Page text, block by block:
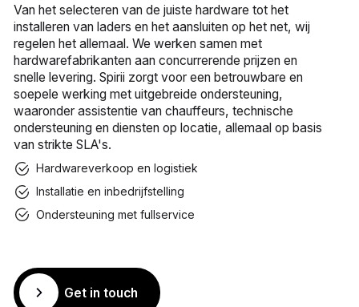
Van het selecteren van de juiste hardware tot het
installeren van laders en het aansluiten op het net, wij
regelen het allemaal. We werken samen met
hardwarefabrikanten aan concurrerende prijzen en
snelle levering. Spirii zorgt voor een betrouwbare en
soepele werking met uitgebreide ondersteuning,
waaronder assistentie van chauffeurs, technische
ondersteuning en diensten op locatie, allemaal op basis
van strikte SLA's.
Hardwareverkoop en logistiek
Installatie en inbedrijfstelling
Ondersteuning met fullservice
Get in touch